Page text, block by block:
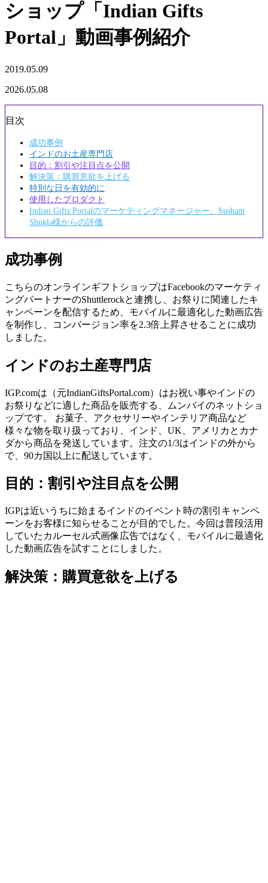
ショップ「Indian Gifts
Portal」動画事例紹介
2019.05.09
2026.05.08
目次
成功事例
インドのお土産専門店
目的：割引や注目点を公開
解決策：購買意欲を上げる
特別な日を有効的に
使用したプロダクト
Indian Gifts Portalのマーケティングマネージャー、Sushant
Shukla様からの評価
成功事例
こちらのオンラインギフトショップはFacebookのマーケティ
ングパートナーのShuttlerockと連携し、お祭りに関連したキ
ャンペーンを配信するため、モバイルに最適化した動画広告
を制作し、コンバージョン率を2.3倍上昇させることに成功
しました。
インドのお土産専門店
IGP.comは（元IndianGiftsPortal.com）はお祝い事やインドの
お祭りなどに適した商品を販売する、ムンバイのネットショ
ップです。 お菓子、アクセサリーやインテリア商品など
様々な物を取り扱っており、インド、UK、アメリカとカナ
ダから商品を発送しています。注文の1/3はインドの外から
で、90カ国以上に配送しています。
目的：割引や注目点を公開
IGPは近いうちに始まるインドのイベント時の割引キャンペ
ーンをお客様に知らせることが目的でした。今回は普段活用
していたカルーセル式画像広告ではなく、モバイルに最適化
した動画広告を試すことにしました。
解決策：購買意欲を上げる